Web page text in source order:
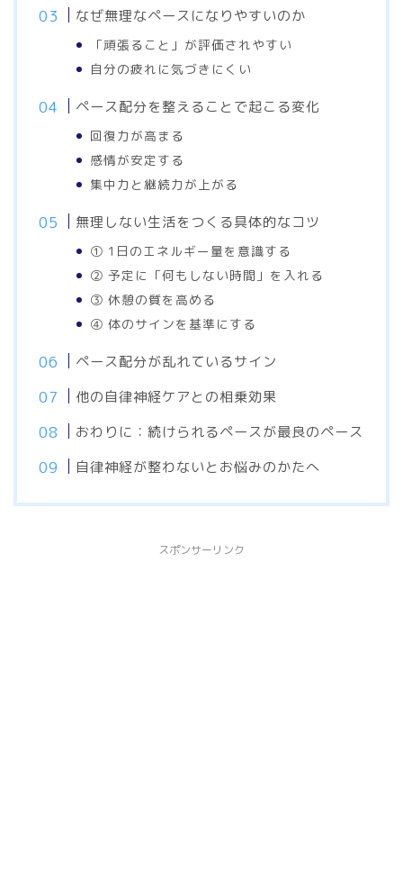
なぜ無理なペースになりやすいのか
「頑張ること」が評価されやすい
自分の疲れに気づきにくい
ペース配分を整えることで起こる変化
回復力が高まる
感情が安定する
集中力と継続力が上がる
無理しない生活をつくる具体的なコツ
① 1日のエネルギー量を意識する
② 予定に「何もしない時間」を入れる
③ 休憩の質を高める
④ 体のサインを基準にする
ペース配分が乱れているサイン
他の自律神経ケアとの相乗効果
おわりに：続けられるペースが最良のペース
自律神経が整わないとお悩みのかたへ
スポンサーリンク